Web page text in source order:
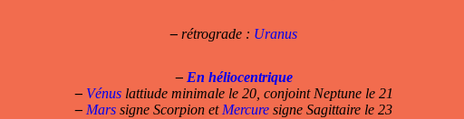
– rétrograde : Uranus
– En héliocentrique
– Vénuslattiude minimale le 20, conjoint Neptune le 21
– Mars signe Scorpion et Mercure signe Sagittaire le 23